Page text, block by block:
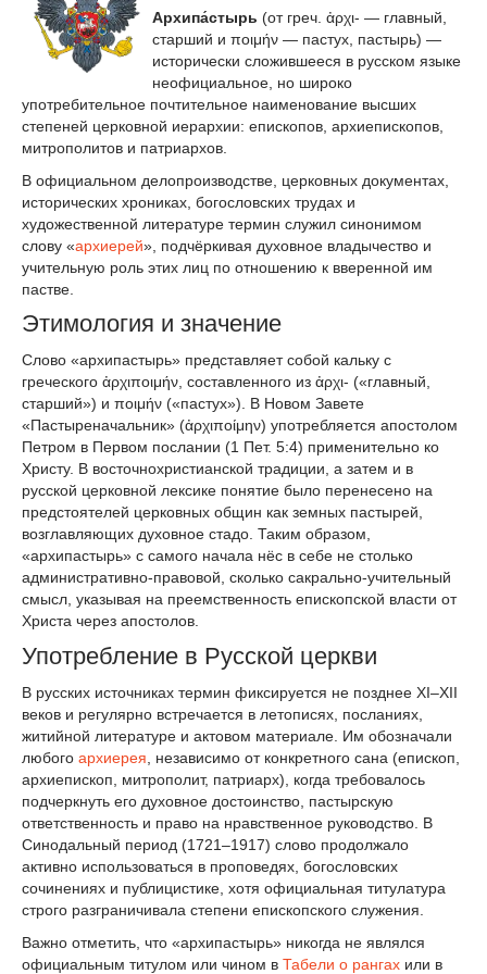
Архипа́стырь (от греч. ἀρχι- — главный,
старший и ποιμήν — пастух, пастырь) —
исторически сложившееся в русском языке
неофициальное, но широко
употребительное почтительное наименование высших
степеней церковной иерархии: епископов, архиепископов,
митрополитов и патриархов.
В официальном делопроизводстве, церковных документах,
исторических хрониках, богословских трудах и
художественной литературе термин служил синонимом
слову «архиерей», подчёркивая духовное владычество и
учительную роль этих лиц по отношению к вверенной им
пастве.
Этимология и значение
Слово «архипастырь» представляет собой кальку с
греческого ἀρχιποιμήν, составленного из ἀρχι- («главный,
старший») и ποιμήν («пастух»). В Новом Завете
«Пастыреначальник» (ἀρχιποίμην) употребляется апостолом
Петром в Первом послании (1 Пет. 5:4) применительно ко
Христу. В восточнохристианской традиции, а затем и в
русской церковной лексике понятие было перенесено на
предстоятелей церковных общин как земных пастырей,
возглавляющих духовное стадо. Таким образом,
«архипастырь» с самого начала нёс в себе не столько
административно-правовой, сколько сакрально-учительный
смысл, указывая на преемственность епископской власти от
Христа через апостолов.
Употребление в Русской церкви
В русских источниках термин фиксируется не позднее XI–XII
веков и регулярно встречается в летописях, посланиях,
житийной литературе и актовом материале. Им обозначали
любого архиерея , независимо от конкретного сана (епископ,
архиепископ, митрополит, патриарх), когда требовалось
подчеркнуть его духовное достоинство, пастырскую
ответственность и право на нравственное руководство. В
Синодальный период (1721–1917) слово продолжало
активно использоваться в проповедях, богословских
сочинениях и публицистике, хотя официальная титулатура
строго разграничивала степени епископского служения.
Важно отметить, что «архипастырь» никогда не являлся
официальным титулом или чином в Табели о рангах или в